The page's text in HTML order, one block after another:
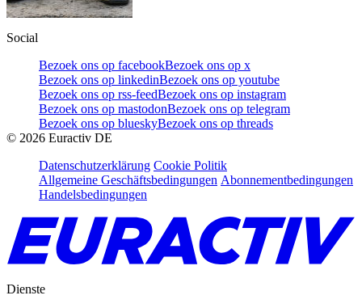
Social
Bezoek ons op facebookBezoek ons op x
Bezoek ons op linkedinBezoek ons op youtube
Bezoek ons op rss-feedBezoek ons op instagram
Bezoek ons op mastodonBezoek ons op telegram
Bezoek ons op blueskyBezoek ons op threads
© 2026 Euractiv DE
Datenschutzerklärung Cookie Politik
Allgemeine Geschäftsbedingungen Abonnementbedingungen
Handelsbedingungen
Dienste